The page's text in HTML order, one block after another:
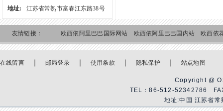
地址: 江苏省常熟市富春江东路38号
友情链接： 欧西依阿里巴巴国际网站 欧西依阿里巴巴国内站 欧西依
在线留言｜ 邮局登录｜ 使用条款 隐私保护｜ 站点地图
Copyright @
TEL：86-512-52342786
地址:中国 江苏省